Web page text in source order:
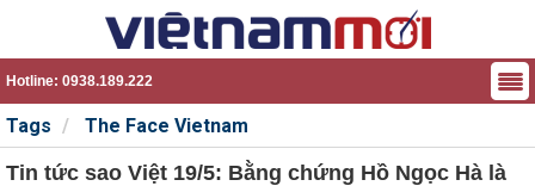
Hotline: 0938.189.222
Tags The Face Vietnam
Tin tức sao Việt 19/5: Bằng chứng Hồ Ngọc Hà là